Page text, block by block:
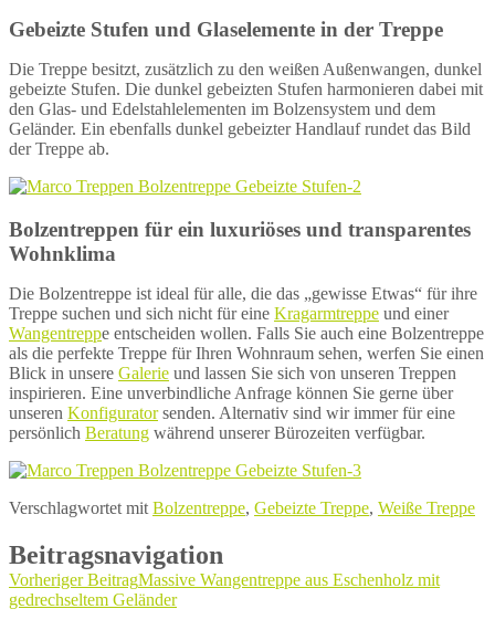
Gebeizte Stufen und Glaselemente in der Treppe
Die Treppe besitzt, zusätzlich zu den weißen Außenwangen, dunkel
gebeizte Stufen. Die dunkel gebeizten Stufen harmonieren dabei mit
den Glas- und Edelstahlelementen im Bolzensystem und dem
Geländer. Ein ebenfalls dunkel gebeizter Handlauf rundet das Bild
der Treppe ab.
Bolzentreppen für ein luxuriöses und transparentes
Wohnklima
Die Bolzentreppe ist ideal für alle, die das „gewisse Etwas“ für ihre
Treppe suchen und sich nicht für eine Kragarmtreppe und einer
Wangentreppe entscheiden wollen. Falls Sie auch eine Bolzentreppe
als die perfekte Treppe für Ihren Wohnraum sehen, werfen Sie einen
Blick in unsere Galerie und lassen Sie sich von unseren Treppen
inspirieren. Eine unverbindliche Anfrage können Sie gerne über
unseren Konfiguratorsenden. Alternativ sind wir immer für eine
persönlich Beratung während unserer Bürozeiten verfügbar.
Verschlagwortet mit Bolzentreppe, Gebeizte Treppe, Weiße Treppe
Beitragsnavigation
Vorheriger BeitragMassive Wangentreppe aus Eschenholz mit
gedrechseltem Geländer